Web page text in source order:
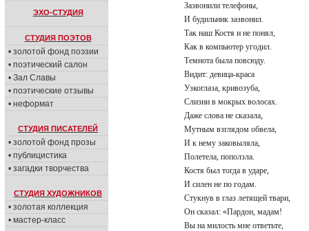
ЭХО-СТУДИЯ
СТУДИЯ ПОЭТОВ
• золотой фонд поэзии
• поэтический салон
• Зал Славы
• поэтические отзывы
• неформат
СТУДИЯ ПИСАТЕЛЕЙ
• золотой фонд прозы
• публицистика
• загадки творчества
СТУДИЯ ХУДОЖНИКОВ
• золотая коллекция
• мастер-класс
Зазвонили телефоны,
И будильник зазвонил.
Так наш Костя и не понял,
Как в компьютер угодил.
Темнота была повсюду.
Видит: девица-краса
Узкоглаза, кривозуба,
Слизни в мокрых волосах.
Даже слова не сказала,
Мутным взглядом обвела,
И к нему заковыляла,
Полетела, поползла.
Костя был тогда в ударе,
И силен не по годам.
Стукнув в глаз летящей твари,
Он сказал: «Пардон, мадам!
Вы на милость мне ответьте,